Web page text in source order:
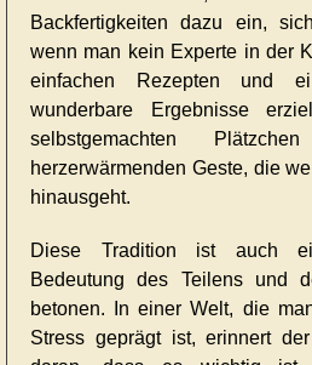
Backfertigkeiten dazu ein,
wenn man kein Experte in der
einfachen Rezepten und
wunderbare Ergebnisse
selbstgemachten
herzerwärmenden Geste, die
hinausgeht.
Diese Tradition ist auch
Bedeutung des Teilens und
betonen. In einer Welt, die
Stress geprägt ist, erinnert der